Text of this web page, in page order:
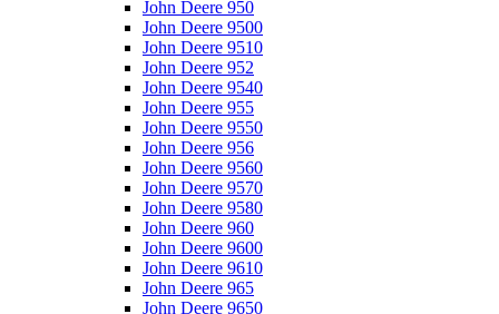
John Deere 950
John Deere 9500
John Deere 9510
John Deere 952
John Deere 9540
John Deere 955
John Deere 9550
John Deere 956
John Deere 9560
John Deere 9570
John Deere 9580
John Deere 960
John Deere 9600
John Deere 9610
John Deere 965
John Deere 9650